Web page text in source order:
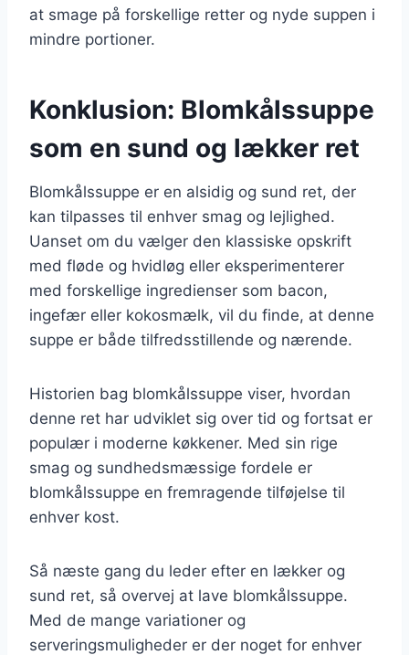
at smage på forskellige retter og nyde suppen i
mindre portioner.
Konklusion: Blomkålssuppe
som en sund og lækker ret
Blomkålssuppe er en alsidig og sund ret, der
kan tilpasses til enhver smag og lejlighed.
Uanset om du vælger den klassiske opskrift
med fløde og hvidløg eller eksperimenterer
med forskellige ingredienser som bacon,
ingefær eller kokosmælk, vil du finde, at denne
suppe er både tilfredsstillende og nærende.
Historien bag blomkålssuppe viser, hvordan
denne ret har udviklet sig over tid og fortsat er
populær i moderne køkkener. Med sin rige
smag og sundhedsmæssige fordele er
blomkålssuppe en fremragende tilføjelse til
enhver kost.
Så næste gang du leder efter en lækker og
sund ret, så overvej at lave blomkålssuppe.
Med de mange variationer og
serveringsmuligheder er der noget for enhver